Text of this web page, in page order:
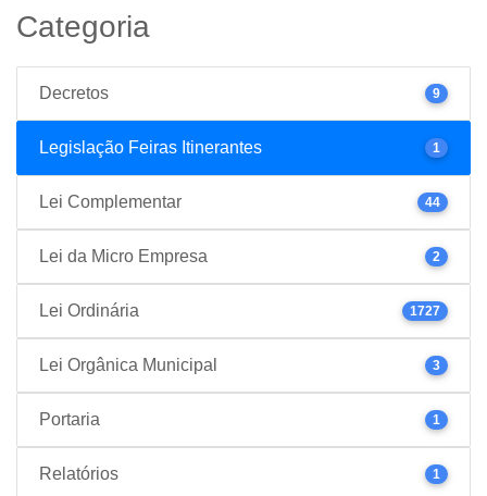
Categoria
Decretos 9
Legislação Feiras Itinerantes 1
Lei Complementar 44
Lei da Micro Empresa 2
Lei Ordinária 1727
Lei Orgânica Municipal 3
Portaria 1
Relatórios 1